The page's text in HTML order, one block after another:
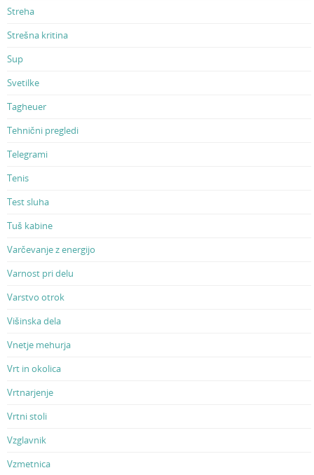
Streha
Strešna kritina
Sup
Svetilke
Tagheuer
Tehnični pregledi
Telegrami
Tenis
Test sluha
Tuš kabine
Varčevanje z energijo
Varnost pri delu
Varstvo otrok
Višinska dela
Vnetje mehurja
Vrt in okolica
Vrtnarjenje
Vrtni stoli
Vzglavnik
Vzmetnica